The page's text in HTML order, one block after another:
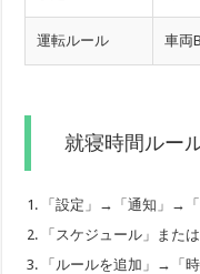
運転ルール 車両
就寝時間ルー
「設定」→「通知」→
「スケジュール」また
「ルールを追加」→「